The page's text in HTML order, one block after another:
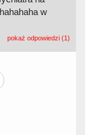
w
pokaż odpowiedzi (1)